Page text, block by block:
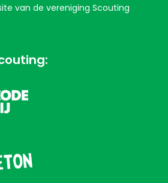
van de vereniging Scouting